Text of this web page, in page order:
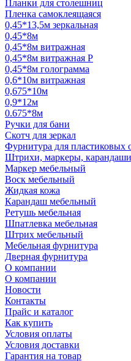
Планки для столешниц
Пленка самоклеящаяся
0,45*13,5м зеркальная
0,45*8м
0,45*8м витражная
0,45*8м витражная Р
0,45*8м голограмма
0,6*10м витражная
0,675*10м
0,9*12м
0.675*8м
Ручки для бани
Скотч для зеркал
Фурнитура для пластиковых
Штрихи, маркеры,
Маркер мебельный
Воск мебельный
Жидкая кожа
Карандаш мебельный
Ретушь мебельная
Шпатлевка мебельная
Штрих мебельный
Мебельная фурнитура
Дверная фурнитура
О компании
О компании
Новости
Контакты
Прайс и каталог
Как купить
Условия оплаты
Условия доставки
Гарантия на товар